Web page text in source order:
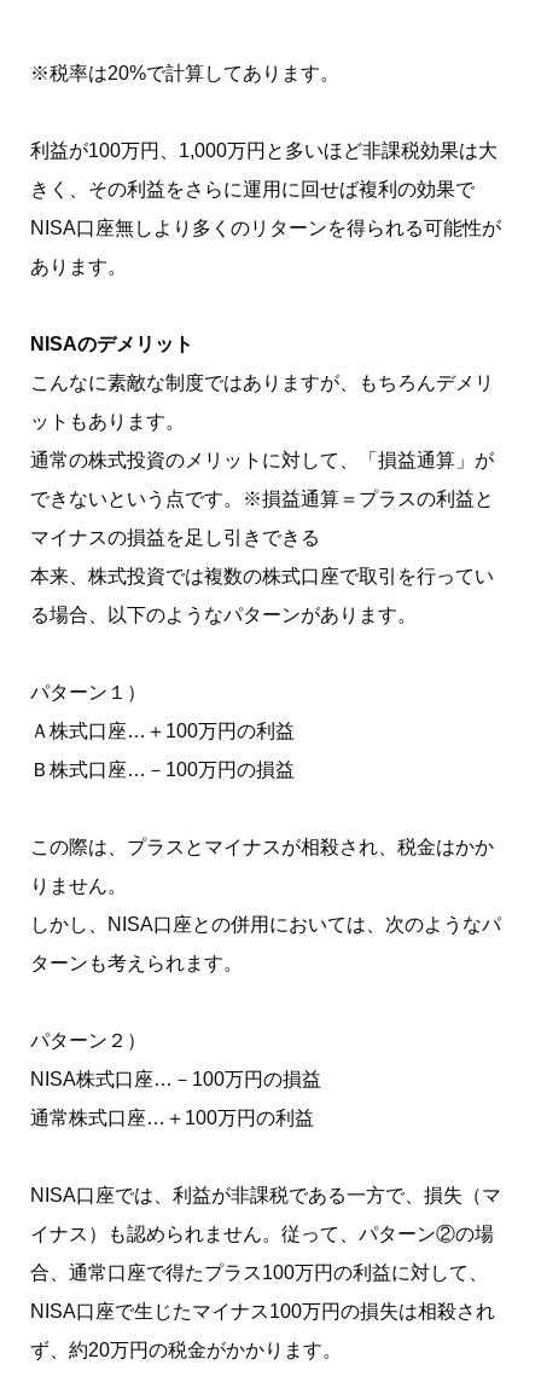
※税率は20%で計算してあります。
利益が100万円、1,000万円と多いほど非課税効果は大
きく、その利益をさらに運用に回せば複利の効果で
NISA口座無しより多くのリターンを得られる可能性が
あります。
NISAのデメリット
こんなに素敵な制度ではありますが、もちろんデメリ
ットもあります。
通常の株式投資のメリットに対して、「損益通算」が
できないという点です。※損益通算＝プラスの利益と
マイナスの損益を足し引きできる
本来、株式投資では複数の株式口座で取引を行ってい
る場合、以下のようなパターンがあります。
パターン１）
Ａ株式口座…＋100万円の利益
Ｂ株式口座…－100万円の損益
この際は、プラスとマイナスが相殺され、税金はかか
りません。
しかし、NISA口座との併用においては、次のようなパ
ターンも考えられます。
パターン２）
NISA株式口座…－100万円の損益
通常株式口座…＋100万円の利益
NISA口座では、利益が非課税である一方で、損失（マ
イナス）も認められません。従って、パターン②の場
合、通常口座で得たプラス100万円の利益に対して、
NISA口座で生じたマイナス100万円の損失は相殺され
ず、約20万円の税金がかかります。